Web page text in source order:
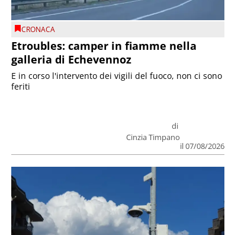
CRONACA
Etroubles: camper in fiamme nella
galleria di Echevennoz
di
Cinzia Timpano
il 07/08/2026
E in corso l'intervento dei vigili del fuoco, non ci sono
feriti